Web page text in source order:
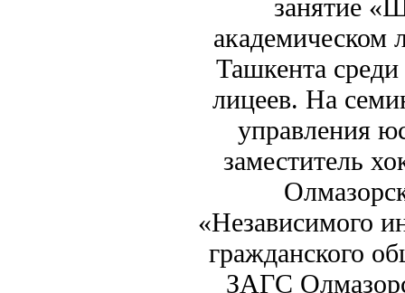
занятие
академическом
Ташкента
лицеев. На
управления
заместитель
«Независимого
гражданского
ЗАГС